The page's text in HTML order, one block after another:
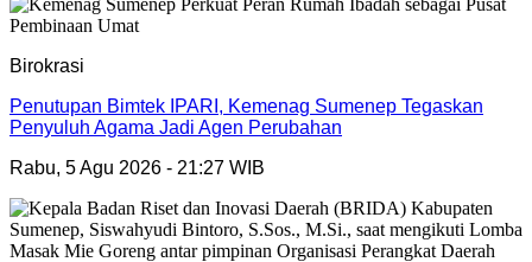
Birokrasi
Penutupan Bimtek IPARI, Kemenag Sumenep Tegaskan
Penyuluh Agama Jadi Agen Perubahan
Rabu, 5 Agu 2026 - 21:27 WIB